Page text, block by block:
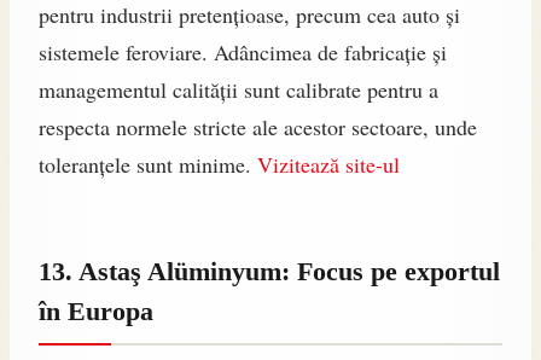
pentru industrii pretențioase, precum cea auto și
sistemele feroviare. Adâncimea de fabricație și
managementul calității sunt calibrate pentru a
respecta normele stricte ale acestor sectoare, unde
toleranțele sunt minime. Vizitează site-ul
13. Astaş Alüminyum: Focus pe exportul
în Europa